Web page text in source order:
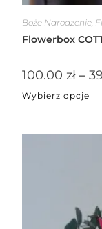
Boże Narodzenie,
Flowerbox
100.00zł –
Wybierz opcje